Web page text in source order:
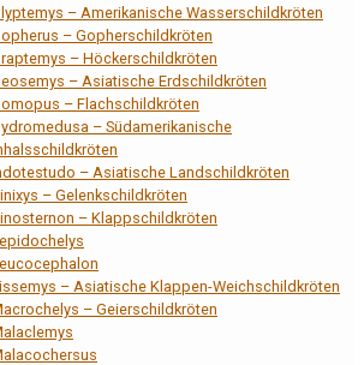
– Amerikanische Wasserschildkröten
– Gopherschildkröten
– Höckerschildkröten
– Asiatische Erdschildkröten
– Flachschildkröten
– Südamerikanische
– Asiatische Landschildkröten
– Gelenkschildkröten
– Klappschildkröten
– Asiatische Klappen-Weichschildkröten
– Geierschildkröten